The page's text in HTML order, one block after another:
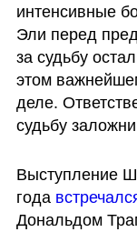
интенсивные
Эли перед
за судьбу
этом
деле.
судьбу
Выступление
года
Дональдом